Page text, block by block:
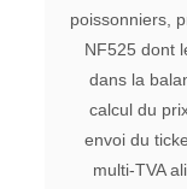
poissonniers,
NF525 dont
dans la
calcul du
envoi du
multi-TVA